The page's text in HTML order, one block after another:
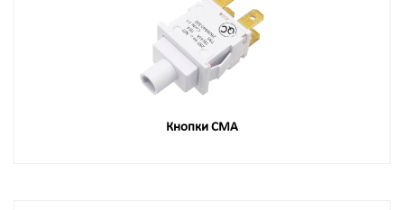
Кнопки СМА